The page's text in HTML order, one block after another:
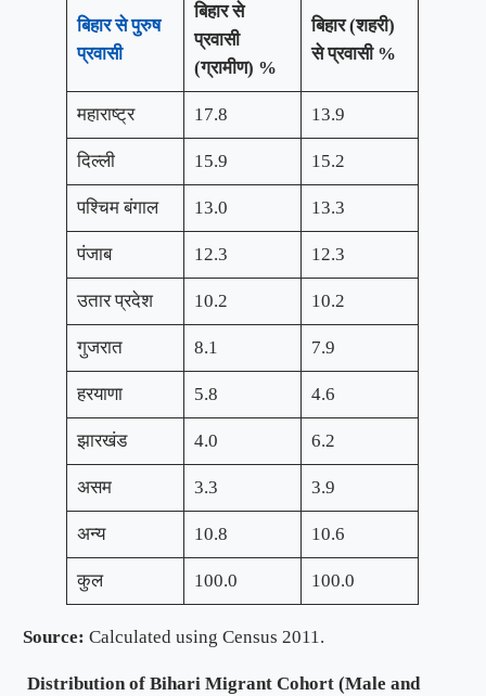
बिहार से पुरुष
प्रवासी
बिहार से
प्रवासी
(ग्रामीण) %
बिहार (शहरी)
से प्रवासी %
महाराष्ट्र 17.8 13.9
दिल्ली 15.9 15.2
पश्चिम बंगाल 13.0 13.3
पंजाब 12.3 12.3
उतार प्रदेश 10.2 10.2
गुजरात 8.1 7.9
हरयाणा 5.8 4.6
झारखंड 4.0 6.2
असम 3.3 3.9
अन्य 10.8 10.6
कुल 100.0 100.0
Source:Calculated using Census 2011.
Distribution of Bihari Migrant Cohort (Male and